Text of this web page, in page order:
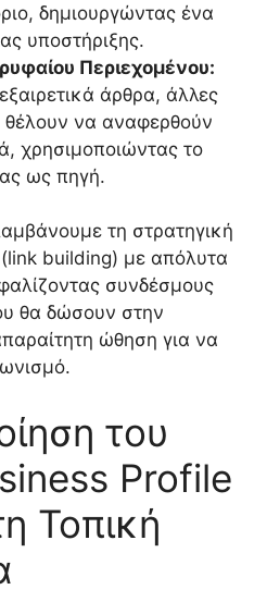
δημιουργώντας ένα
υποστήριξης.
Περιεχομένου:
άρθρα, άλλες
θέλουν να αναφερθούν
χρησιμοποιώντας το
ως πηγή.
τη στρατηγική
(link building) με απόλυτα
συνδέσμους
θα δώσουν στην
ώθηση για να
του
Profile
Τοπική